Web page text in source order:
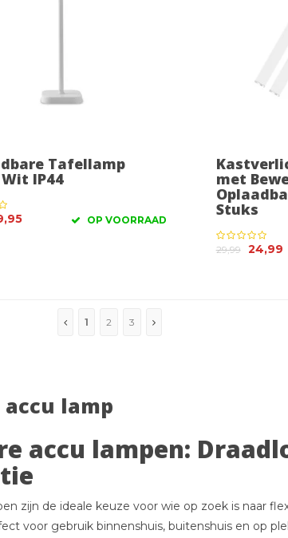
Tafellamp
IP44
OP VOORRAAD
met
Stuks
29,99 24,99
1 2 3
lamp
accu lampen:
zijn de ideale keuze voor wie op zoek is naar
voor gebruik binnenshuis, buitenshuis en op